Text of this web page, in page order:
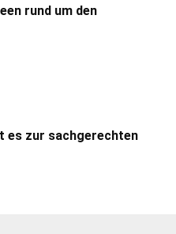
rund um den
es zur sachgerechten